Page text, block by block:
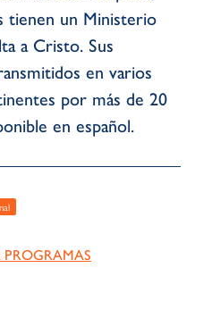
tienen un Ministerio
a Cristo. Sus
en varios
por más de 20
en español.
PROGRAMAS